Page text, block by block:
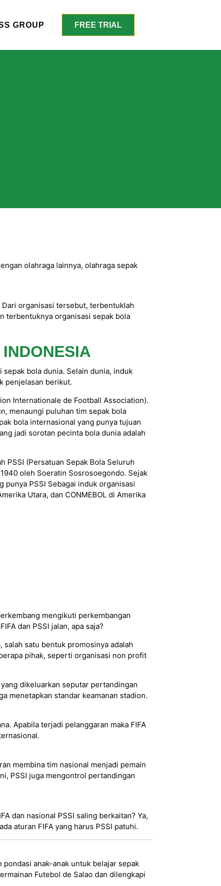
GROUP FREE TRIAL
olahraga lainnya, olahraga sepak
organisasi tersebut, terbentuklah
terbentuknya organisasi sepak bola
bola dunia. Selain dunia, induk
penjelasan berikut.
Internationale de Football Association).
menaungi puluhan tim sepak bola
bola internasional yang punya tujuan
jadi sorotan pecinta bola dunia adalah
PSSI (Persatuan Sepak Bola Seluruh
oleh Soeratin Sosrosoegondo. Sejak
punya PSSI Sebagai induk organisasi
Utara, dan CONMEBOL di Amerika
mengikuti perkembangan
dan PSSI jalan, apa saja?
salah satu bentuk promosinya adalah
pihak, seperti organisasi non profit
dikeluarkan seputar pertandingan
menetapkan standar keamanan stadion.
Apabila terjadi pelanggaran maka FIFA
membina tim nasional menjadi pemain
PSSI juga mengontrol pertandingan
dan nasional PSSI saling berkaitan? Ya,
aturan FIFA yang harus PSSI patuhi.
anak-anak untuk belajar sepak
Futebol de Salao dan dilengkapi